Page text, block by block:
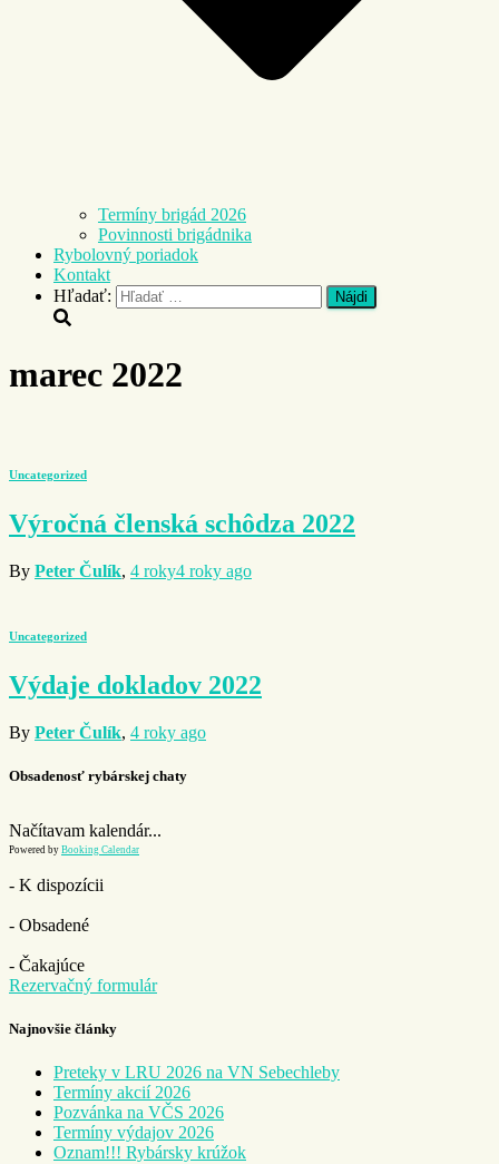
Termíny brigád 2026
Povinnosti brigádnika
Rybolovný poriadok
Kontakt
Hľadať:
marec 2022
Uncategorized
Výročná členská schôdza 2022
By Peter Čulík, 4 roky4 roky ago
Uncategorized
Výdaje dokladov 2022
By Peter Čulík, 4 roky ago
Obsadenosť rybárskej chaty
Načítavam kalendár...
Powered by Booking Calendar
- K dispozícii
- Obsadené
- Čakajúce
Rezervačný formulár
Najnovšie články
Preteky v LRU 2026 na VN Sebechleby
Termíny akcií 2026
Pozvánka na VČS 2026
Termíny výdajov 2026
Oznam!!! Rybársky krúžok